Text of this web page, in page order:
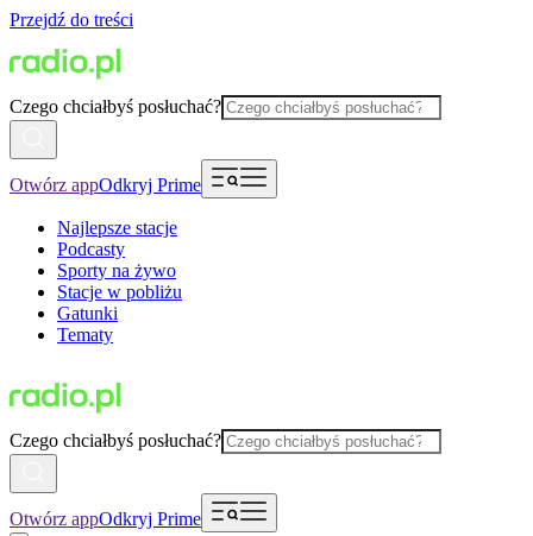
Przejdź do treści
Czego chciałbyś posłuchać?
Otwórz appOdkryj Prime
Najlepsze stacje
Podcasty
Sporty na żywo
Stacje w pobliżu
Gatunki
Tematy
Czego chciałbyś posłuchać?
Otwórz appOdkryj Prime